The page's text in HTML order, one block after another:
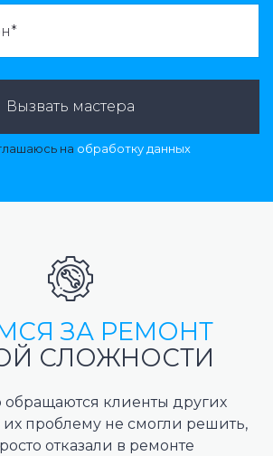
Вызвать мастера
на обработку данных
ЗА РЕМОНТ
СЛОЖНОСТИ
обращаются клиенты других
их проблему не смогли решить,
отказали в ремонте